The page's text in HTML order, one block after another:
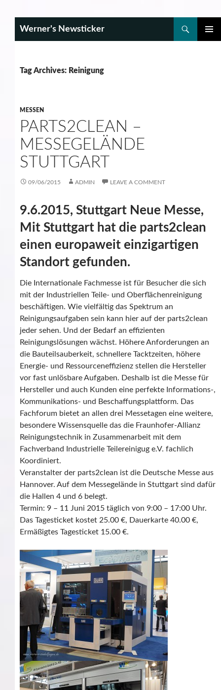
Werner's Newsticker
Tag Archives: Reinigung
MESSEN
PARTS2CLEAN –
MESSEGELÄNDE
STUTTGART
09/06/2015 ADMIN LEAVE A COMMENT
9.6.2015, Stuttgart Neue Messe,
Mit Stuttgart hat die parts2clean
einen europaweit einzigartigen
Standort gefunden.
Die Internationale Fachmesse ist für Besucher die sich
mit der Industriellen Teile- und Oberflächenreinigung
beschäftigen. Wie vielfältig das Spektrum an
Reinigungsaufgaben sein kann hier auf der parts2clean
jeder sehen. Und der Bedarf an effizienten
Reinigungslösungen wächst. Höhere Anforderungen an
die Bauteilsauberkeit, schnellere Tacktzeiten, höhere
Energie- und Ressourceneffizienz stellen die Hersteller
vor fast unlösbare Aufgaben. Deshalb ist die Messe für
Hersteller und auch Kunden eine perfekte Informations-,
Kommunikations- und Beschaffungsplattform. Das
Fachforum bietet an allen drei Messetagen eine weitere,
besondere Wissensquelle das die Fraunhofer-Allianz
Reinigungstechnik in Zusammenarbeit mit dem
Fachverband Industrielle Teilereinigug e.V. fachlich
Koordiniert.
Veranstalter der parts2clean ist die Deutsche Messe aus
Hannover. Auf dem Messegelände in Stuttgart sind dafür
die Hallen 4 und 6 belegt.
Termin: 9 – 11 Juni 2015 täglich von 9:00 – 17:00 Uhr.
Das Tagesticket kostet 25.00 €, Dauerkarte 40.00 €,
Ermäßigtes Tagesticket 15.00 €.